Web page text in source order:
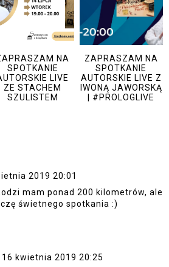
NA
SPOTKANIE
LIVE
ZE STACHEM
SZULISTEM
ZAPRASZAM NA
SPOTKANIE
AUTORSKIE LIVE Z
IWONĄ JAWORSKĄ
| #PROLOGLIVE
2019 20:01
mam ponad 200 kilometrów, ale
świetnego spotkania :)
16 kwietnia 2019 20:25